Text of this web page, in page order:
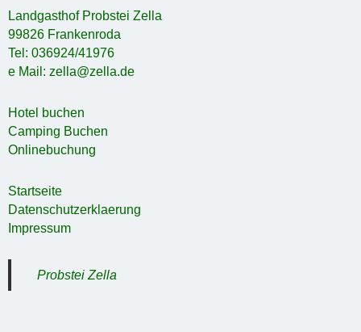
Landgasthof Probstei Zella
99826 Frankenroda
Tel: 036924/41976
e Mail: zella@zella.de
Hotel buchen
Camping Buchen
Onlinebuchung
Startseite
Datenschutzerklaerung
Impressum
Probstei Zella